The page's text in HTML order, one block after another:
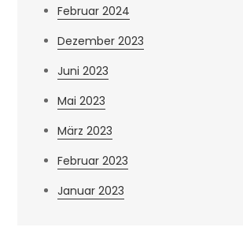
Februar 2024
Dezember 2023
Juni 2023
Mai 2023
März 2023
Februar 2023
Januar 2023